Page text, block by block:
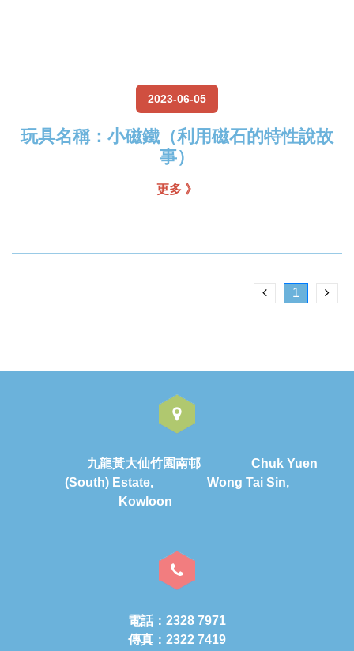
2023-06-05
玩具名稱：小磁鐵（利用磁石的特性說故
事）
更多 》
1
九龍黃大仙竹園南邨 Chuk Yuen
(South) Estate, Wong Tai Sin,
Kowloon
電話：2328 7971
傳真：2322 7419